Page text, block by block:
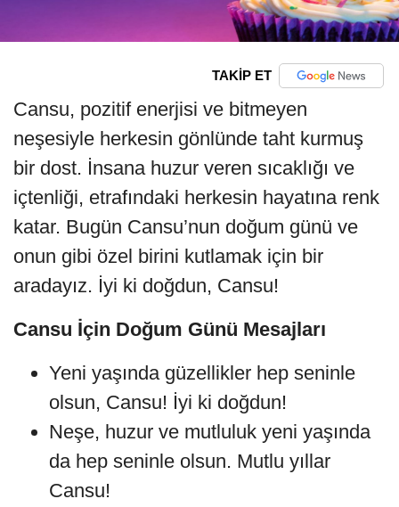
TAKİP ET
Cansu, pozitif enerjisi ve bitmeyen
neşesiyle herkesin gönlünde taht kurmuş
bir dost. İnsana huzur veren sıcaklığı ve
içtenliği, etrafındaki herkesin hayatına renk
katar. Bugün Cansu’nun doğum günü ve
onun gibi özel birini kutlamak için bir
aradayız. İyi ki doğdun, Cansu!
Cansu İçin Doğum Günü Mesajları
Yeni yaşında güzellikler hep seninle
olsun, Cansu! İyi ki doğdun!
Neşe, huzur ve mutluluk yeni yaşında
da hep seninle olsun. Mutlu yıllar
Cansu!